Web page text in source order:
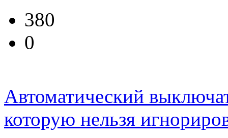
380
0
Автоматический
которую нельзя